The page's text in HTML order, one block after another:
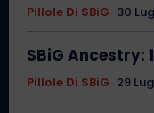
Pillole Di SBiG 30
SBiG Ancestry:
Pillole Di SBiG 29